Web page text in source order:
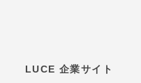
LUCE 企業サイト